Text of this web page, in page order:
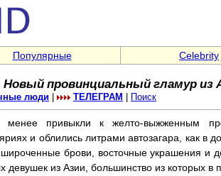
Популярные Celebrity
Новый провинциальный гламур из
люди ТЕЛЕГРАМ Поиск
привыкли к желто-выжженным
и облились литрами автозагара, как в
брови, восточные украшения и
девушек из Азии, большинство из которых в